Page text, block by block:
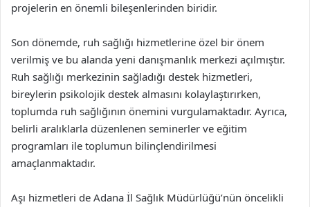
projelerin en önemli bileşenlerinden biridir.
Son dönemde, ruh sağlığı hizmetlerine özel bir önem
verilmiş ve bu alanda yeni danışmanlık merkezi açılmıştır.
Ruh sağlığı merkezinin sağladığı destek hizmetleri,
bireylerin psikolojik destek almasını kolaylaştırırken,
toplumda ruh sağlığının önemini vurgulamaktadır. Ayrıca,
belirli aralıklarla düzenlenen seminerler ve eğitim
programları ile toplumun bilinçlendirilmesi
amaçlanmaktadır.
Aşı hizmetleri de Adana İl Sağlık Müdürlüğü’nün öncelikli